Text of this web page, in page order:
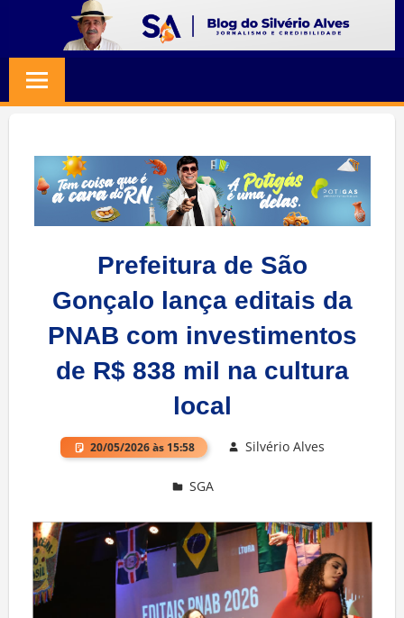
content
SILVERIO
ALVES
Jornalismo
Credibilidade
Prefeitura de São
Gonçalo lança editais da
PNAB com investimentos
de R$ 838 mil na cultura
local
20/05/2026 às 15:58 Silvério Alves
SGA